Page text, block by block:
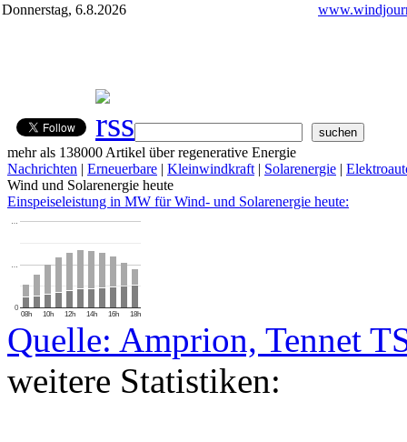
Donnerstag, 6.8.2026
mehr als 138000 Artikel über regenerative Energie
Nachrichten | Erneuerbare | Kleinwindkraft | Solarenergie |
Wind und Solarenergie heute
Einspeiseleistung in MW für Wind- und Solarenergie heute:
08h 10h 12h 14h 16h 18h
0
…
…
Quelle: Amprion, Tennet
weitere Statistiken: